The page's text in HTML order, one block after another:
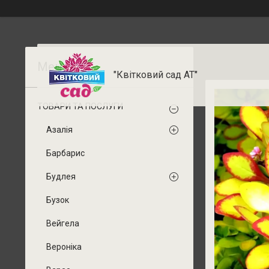
"Квітковий сад АТ"
ТОВАРИ ТА ПОСЛУГИ
Азалія
Барбарис
Будлея
Бузок
Вейгела
Вероніка